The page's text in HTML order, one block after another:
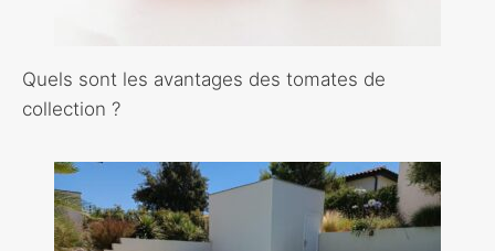
Quels sont les avantages des tomates de
collection ?